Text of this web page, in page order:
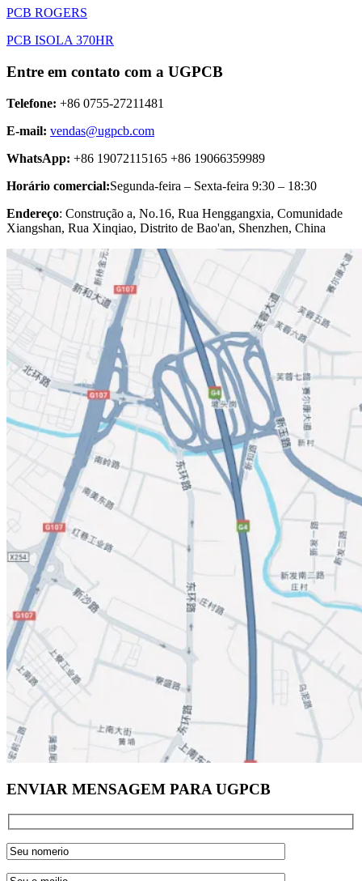
PCB ROGERS
PCB ISOLA 370HR
Entre em contato com a UGPCB
Telefone: +86 0755-27211481
E-mail: vendas@ugpcb.com
WhatsApp: +86 19072115165 +86 19066359989
Horário comercial:Segunda-feira – Sexta-feira 9:30 – 18:30
Endereço: Construção a, No.16, Rua Henggangxia, Comunidade
Xiangshan, Rua Xinqiao, Distrito de Bao'an, Shenzhen, China
ENVIAR MENSAGEM PARA UGPCB